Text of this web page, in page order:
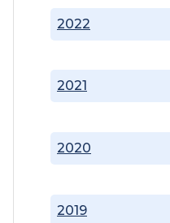
2019
2020
2021
2022